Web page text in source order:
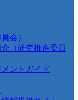
会）
（研究推進委員
ントガイド